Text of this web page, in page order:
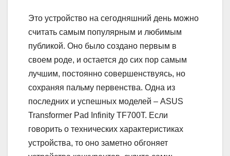
Это устройство на сегодняшний день можно
считать самым популярным и любимым
публикой. Оно было создано первым в
своем роде, и остается до сих пор самым
лучшим, постоянно совершенствуясь, но
сохраняя пальму первенства. Одна из
последних и успешных моделей – ASUS
Transformer Pad Infinity TF700T. Если
говорить о технических характеристиках
устройства, то оно заметно обгоняет